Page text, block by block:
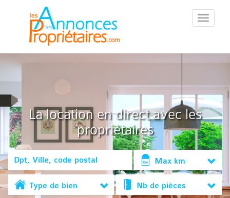
::Menu::
La location en direct avec les
propriétaires
Max km
Type de bien Nb de pièces